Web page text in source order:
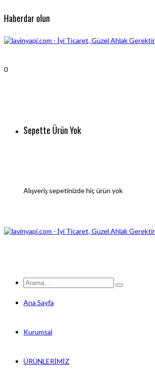
Haberdar olun
0
Sepette Ürün Yok
Alışveriş sepetinizde hiç ürün yok
Ana Sayfa
Kurumsal
ÜRÜNLERİMİZ